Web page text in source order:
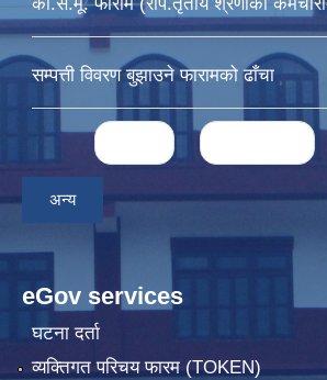
सम्पत्ती विवरण बुझाउने फारामको ढाँचा
Pages
अन्य
eGov services
घटना दर्ता
व्यक्तिगत परिचय फारम (TOKEN)